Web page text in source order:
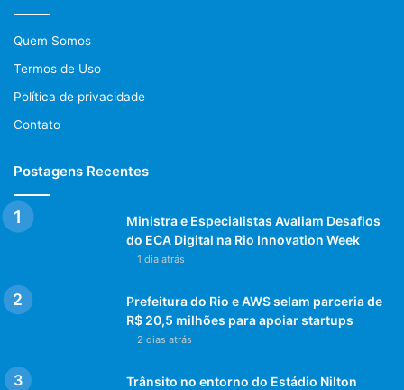
Quem Somos
Termos de Uso
Política de privacidade
Contato
Postagens Recentes
Ministra e Especialistas Avaliam Desafios
do ECA Digital na Rio Innovation Week
1 dia atrás
Prefeitura do Rio e AWS selam parceria de
R$ 20,5 milhões para apoiar startups
2 dias atrás
Trânsito no entorno do Estádio Nilton